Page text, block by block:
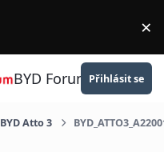
×
BYD Forum Přihlásit se
BYD Atto 3